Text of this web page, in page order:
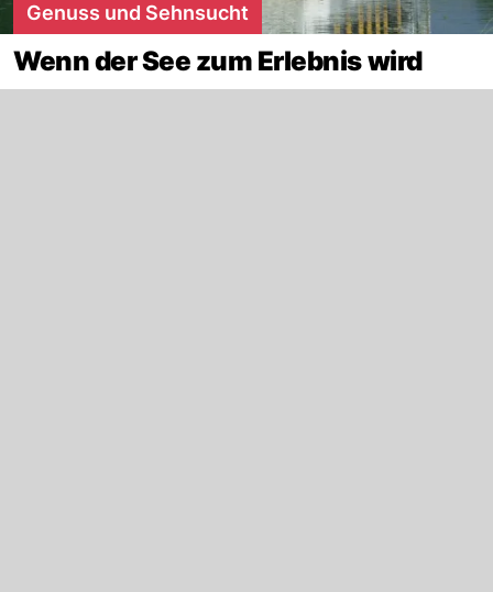
Genuss und Sehnsucht
Wenn der See zum Erlebnis wird